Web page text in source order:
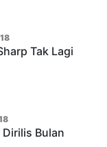
Tak Lagi
Bulan